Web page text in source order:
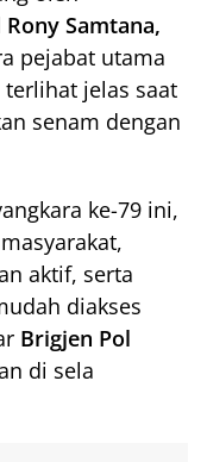
Samtana,
pejabat utama
terlihat jelas saat
senam dengan
ke-79 ini,
aktif, serta
diakses
Brigjen Pol
di sela